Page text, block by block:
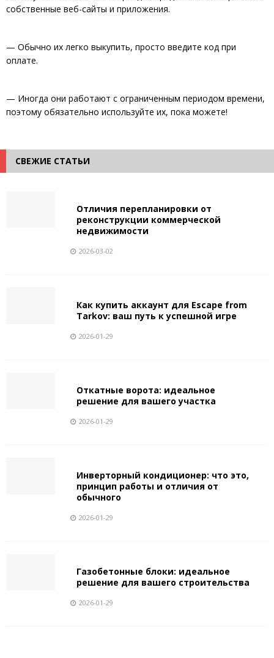
собственные веб-сайты и приложения.
— Обычно их легко выкупить, просто введите код при
оплате.
— Иногда они работают с ограниченным периодом времени,
поэтому обязательно используйте их, пока можете!
СВЕЖИЕ СТАТЬИ
Отличия перепланировки от
реконструкции коммерческой
недвижимости
2026-03-02
Как купить аккаунт для Escape from
Tarkov: ваш путь к успешной игре
2026-01-29
Откатные ворота: идеальное
решение для вашего участка
2026-01-29
Инверторный кондиционер: что это,
принцип работы и отличия от
обычного
2026-01-29
Газобетонные блоки: идеальное
решение для вашего строительства
2026-01-29